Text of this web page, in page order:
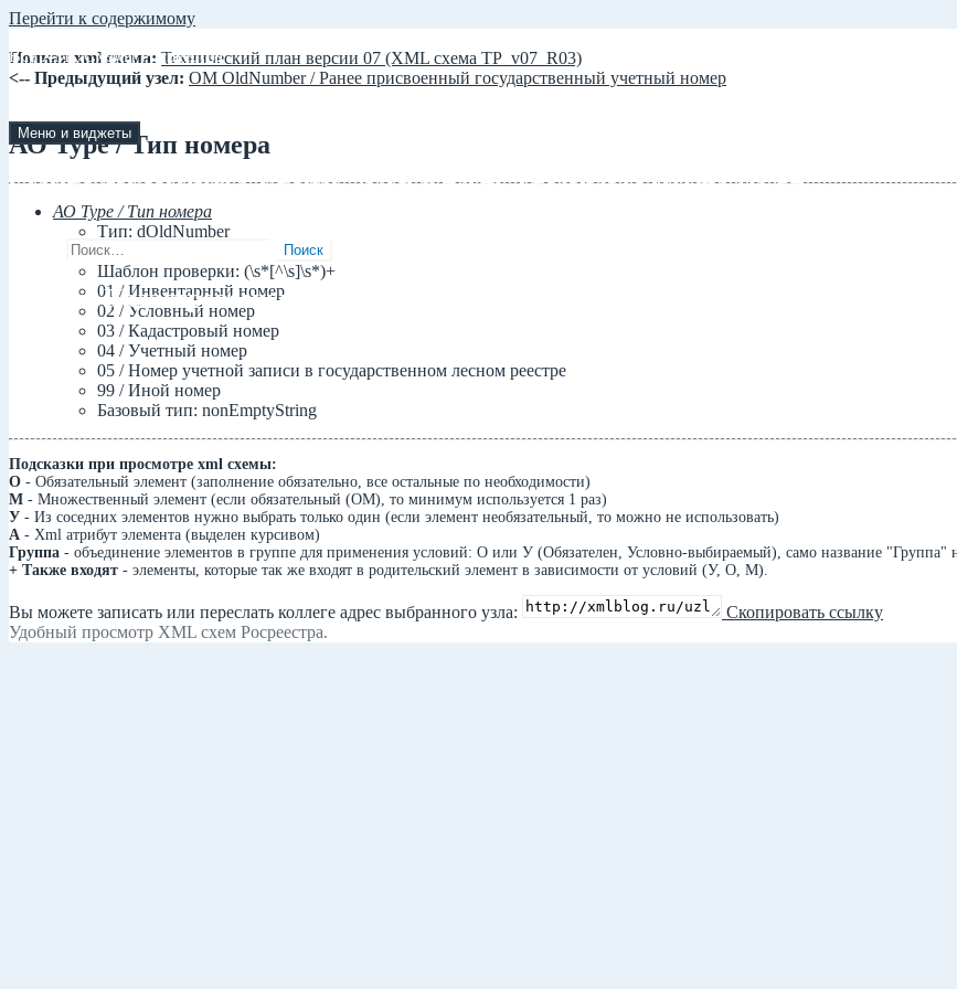
Перейти к содержимому
Все XML Схемы Росреестра
Подробное описание новых и старых XML Схем предоставляемых в Росреестр
Меню и виджеты
СОВРЕМЕННЫЙ СЕРВИС ДЛЯ КАДАСТРОВОГО ИНЖЕНЕРА
Заказы Кадастровому инженеру!
Полная xml схема: Технический план версии 07 (XML схема TP_v07_R03)
<-- Предыдущий узел: ОМ OldNumber / Ранее присвоенный государственный учетный номер
АО Type / Тип номера
АО Type / Тип номера
Тип: dOldNumber
Базовый тип: строка
Шаблон проверки: (\s*[^\s]\s*)+
01 / Инвентарный номер
02 / Условный номер
03 / Кадастровый номер
04 / Учетный номер
05 / Номер учетной записи в государственном лесном реестре
99 / Иной номер
Базовый тип: nonEmptyString
Подсказки при просмотре xml схемы:
О - Обязательный элемент (заполнение обязательно, все остальные по необходимости)
М - Множественный элемент (если обязательный (ОМ), то минимум используется 1 раз)
У - Из соседних элементов нужно выбрать только один (если элемент необязательный, то можно не использовать)
А - Xml атрибут элемента (выделен курсивом)
Группа - объединение элементов в группе для применения условий: О или У (Обязателен, Условно-выбираемый), само название "Группа"
+ Также входят - элементы, которые так же входят в родительский элемент в зависимости от условий (У, О, М).
Вы можете записать или переслать коллеге адрес выбранного узла:
Скопировать ссылку
Удобный просмотр XML схем Росреестра.